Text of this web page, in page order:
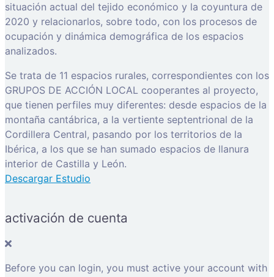
situación actual del tejido económico y la coyuntura de
2020 y relacionarlos, sobre todo, con los procesos de
ocupación y dinámica demográfica de los espacios
analizados.
Se trata de 11 espacios rurales, correspondientes con los
GRUPOS DE ACCIÓN LOCAL cooperantes al proyecto,
que tienen perfiles muy diferentes: desde espacios de la
montaña cantábrica, a la vertiente septentrional de la
Cordillera Central, pasando por los territorios de la
Ibérica, a los que se han sumado espacios de llanura
interior de Castilla y León.
Descargar Estudio
activación de cuenta
Before you can login, you must active your account with